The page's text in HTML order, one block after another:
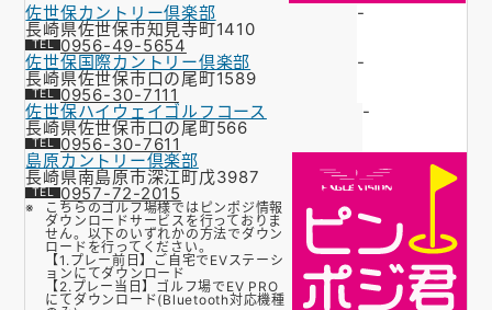
佐世保カントリー倶楽部
長崎県佐世保市知見寺町1410
0956-49-5654
-
佐世保国際カントリー倶楽部
長崎県佐世保市口の尾町1589
0956-30-7111
-
佐世保ハイウェイゴルフコース
長崎県佐世保市口の尾町566
0956-30-7611
-
島原カントリー倶楽部
長崎県南島原市深江町戊3987
0957-72-2015
こちらのゴルフ場様ではピンポジ情報
ダウンロードサービスを行っておりま
せん。以下のいずれかの方法でダウン
ロードを行ってください。
【1.プレー前日】ご自宅でEVステーシ
ョンにてダウンロード
【2.プレー当日】ゴルフ場でEV PRO
にてダウンロード(Bluetooth対応機種